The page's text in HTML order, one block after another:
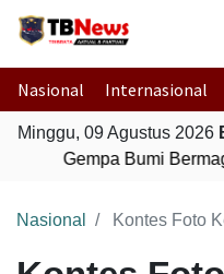
Nasional Internasional
Minggu, 09 Agustus 2026
Gempa Bumi
Nasional Kontes Foto